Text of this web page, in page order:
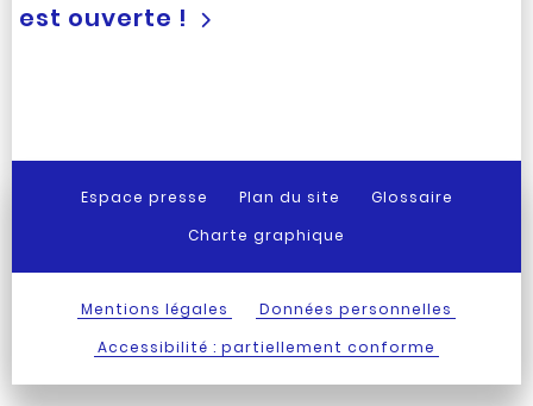
est ouverte !
Espace presse Plan du site
Glossaire
Charte graphique
Mentions légales
Données personnelles
Accessibilité : partiellement conforme